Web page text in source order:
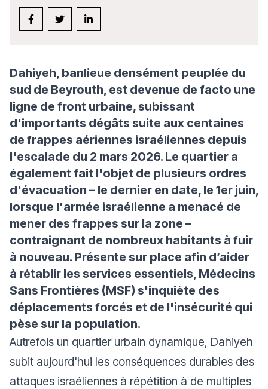
Dahiyeh, banlieue densément peuplée du
sud de Beyrouth, est devenue de facto une
ligne de front urbaine, subissant
d'importants dégâts suite aux centaines
de frappes aériennes israéliennes depuis
l'escalade du 2 mars 2026. Le quartier a
également fait l'objet de plusieurs ordres
d'évacuation – le dernier en date, le 1er juin,
lorsque l'armée israélienne a menacé de
mener des frappes sur la zone –
contraignant de nombreux habitants à fuir
à nouveau. Présente sur place afin d’aider
à rétablir les services essentiels, Médecins
Sans Frontières (MSF) s'inquiète des
déplacements forcés et de l'insécurité qui
pèse sur la population.
Autrefois un quartier urbain dynamique, Dahiyeh
subit aujourd'hui les conséquences durables des
attaques israéliennes à répétition à de multiples